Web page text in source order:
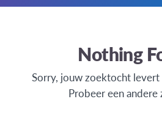
Nothing
Sorry, jouw zoektocht levert
Probeer een andere